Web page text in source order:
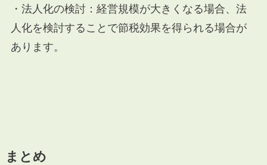
・法人化の検討：経営規模が大きくなる場合、法
人化を検討することで節税効果を得られる場合が
あります。
まとめ